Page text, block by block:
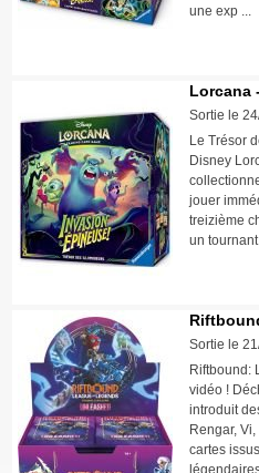
une exp
Lorcana
Sortie le
Le Trésor
Disney
jouer
treizième
un
Sortie le
Riftbound:
vidéo !
introduit
Rengar,
cartes